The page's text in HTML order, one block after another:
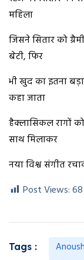
महिला
जिसने सितार को
बेटी, फिर
भी खुद का इतना
कहा जाता
हैक्लासिकल रागों
साथ मिलाकर
नया विश्व संगीत
Post Views:68
Tags :